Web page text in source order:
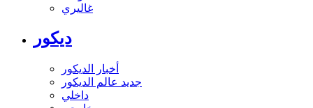
غاليري
ديكور
أخبار الديكور
جديد عالم الديكور
داخلي